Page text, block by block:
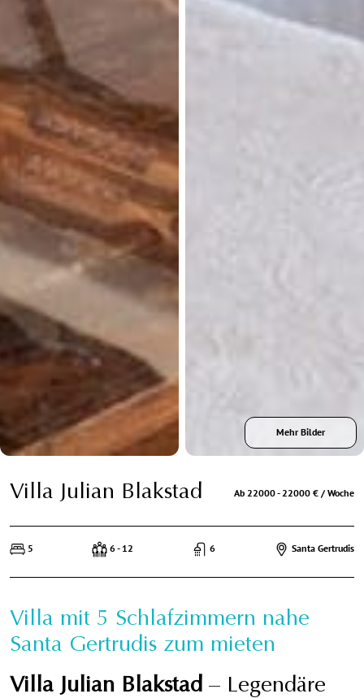
Mehr Bilder
Villa Julian Blakstad
5 6 - 12 6 Santa Gertrudis
Ab 22000 - 22000 € / Woche
Villa mit 5 Schlafzimmern nahe
Santa Gertrudis zum mieten
Villa Julian Blakstad – Legendäre